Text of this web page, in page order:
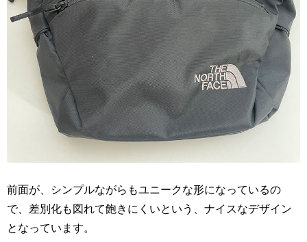
前面が、シンプルながらもユニークな形になっているの
で、差別化も図れて飽きにくいという、ナイスなデザイン
となっています。